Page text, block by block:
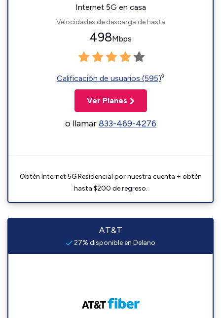
Internet 5G en casa
Velocidades de descarga de hasta
498Mbps
Calificación de usuarios (595)◊
Ver Planes
o llamar833-469-4276
Obtén Internet 5G Residencial por nuestra cuenta + obtén
hasta $200 de regreso.
AT&T
27% disponible en Delano